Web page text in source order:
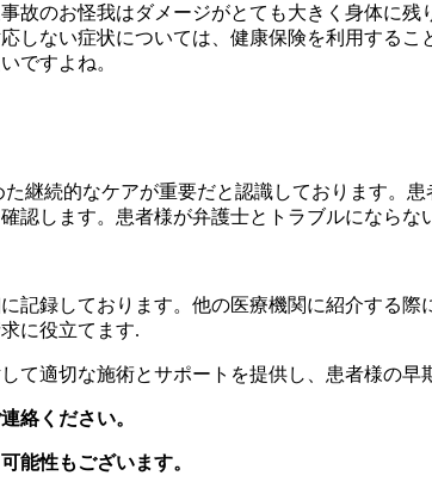
故のお怪我はダメージがとても大きく身体に
しない症状については、健康保険を利用する
ですよね。
継続的なケアが重要だと認識しております。
認します。患者様が弁護士とトラブルにならな
記録しております。他の医療機関に紹介する
に役立てます.
て適切な施術とサポートを提供し、患者様の早
絡ください。
能性もございます。